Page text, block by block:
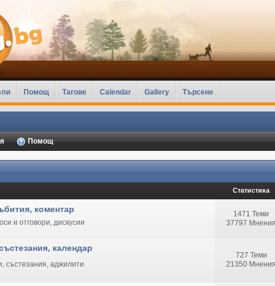
Помощ Тагове Calendar Gallery Търсене
Помощ
Статистика
коментар
и отговори, дискусии
1471 Теми
37797 Мнения
календар
състезания, аджилити
727 Теми
21350 Мнения